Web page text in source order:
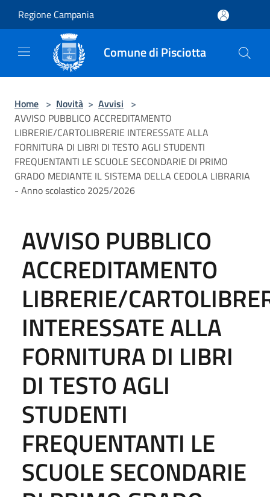
Regione Campania
Comune di Pisciotta
Home > Novità > Avvisi >
AVVISO PUBBLICO ACCREDITAMENTO
LIBRERIE/CARTOLIBRERIE INTERESSATE ALLA
FORNITURA DI LIBRI DI TESTO AGLI STUDENTI
FREQUENTANTI LE SCUOLE SECONDARIE DI PRIMO
GRADO MEDIANTE IL SISTEMA DELLA CEDOLA LIBRARIA
- Anno scolastico 2025/2026
AVVISO PUBBLICO
ACCREDITAMENTO
LIBRERIE/
INTERESSATE ALLA
FORNITURA DI LIBRI
DI TESTO AGLI
STUDENTI
FREQUENTANTI LE
SCUOLE SECONDARIE